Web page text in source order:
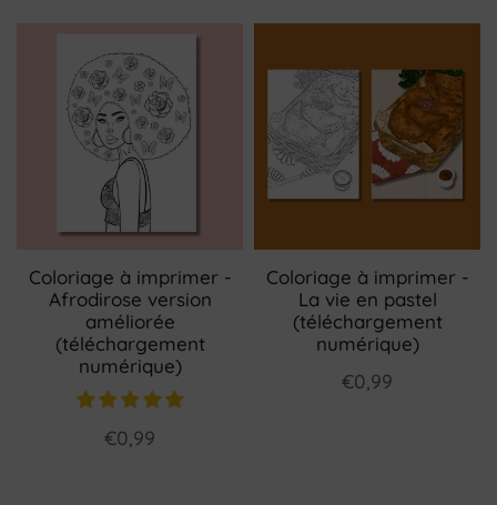
Coloriage à imprimer -
Afrodirose version
améliorée
(téléchargement
numérique)
€0,99
Coloriage à imprimer -
La vie en pastel
(téléchargement
numérique)
€0,99